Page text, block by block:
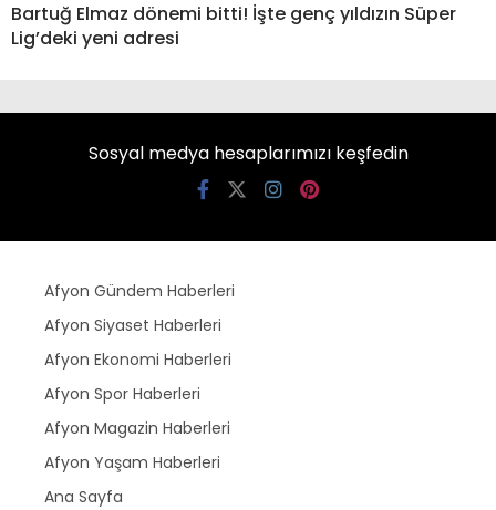
Bartuğ Elmaz dönemi bitti! İşte genç yıldızın Süper
Lig’deki yeni adresi
Sosyal medya hesaplarımızı keşfedin
Afyon Gündem Haberleri
Afyon Siyaset Haberleri
Afyon Ekonomi Haberleri
Afyon Spor Haberleri
Afyon Magazin Haberleri
Afyon Yaşam Haberleri
Ana Sayfa